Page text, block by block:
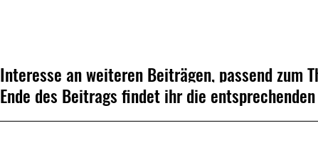
Interesse an weiteren Beiträgen, passend zum
Ende des Beitrags findet ihr die